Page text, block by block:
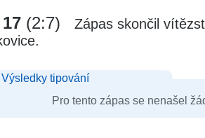
(2:7)
Zápas skončil
Výsledky tipování
Pro tento zápas se nenašel